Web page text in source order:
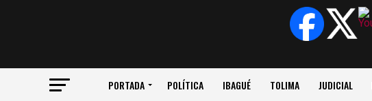
PORTADA POLÍTICA IBAGUÉ TOLIMA JUDICIAL